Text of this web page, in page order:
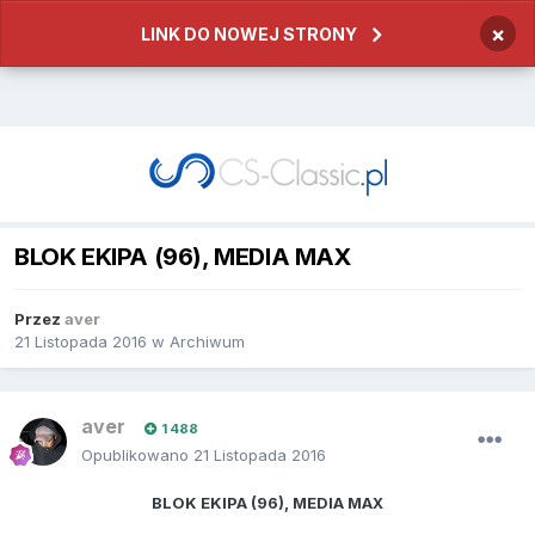
LINK DO NOWEJ STRONY ×
BLOK EKIPA (96), MEDIA MAX
Przez aver
21 Listopada 2016 w Archiwum
aver 1 488
Opublikowano 21 Listopada 2016
BLOK EKIPA (96), MEDIA MAX